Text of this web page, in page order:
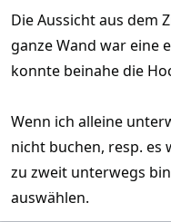
Die Aussicht aus dem
ganze Wand war eine
konnte beinahe die
Wenn ich alleine
nicht buchen, resp. es
zu zweit unterwegs
auswählen.